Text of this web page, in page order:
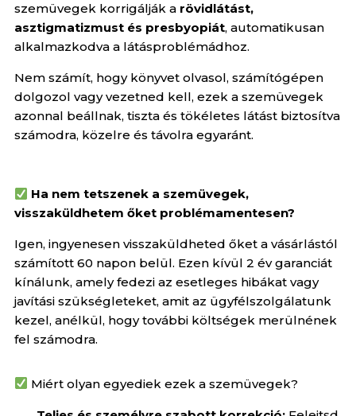
szemüvegek korrigálják a rövidlátást,
asztigmatizmust és presbyopiát, automatikusan
alkalmazkodva a látásproblémádhoz.
Nem számít, hogy könyvet olvasol, számítógépen
dolgozol vagy vezetned kell, ezek a szemüvegek
azonnal beállnak, tiszta és tökéletes látást biztosítva
számodra, közelre és távolra egyaránt.
Ha nem tetszenek a szemüvegek,
visszaküldhetem őket problémamentesen?
Igen, ingyenesen visszaküldheted őket a vásárlástól
számított 60 napon belül. Ezen kívül 2 év garanciát
kínálunk, amely fedezi az esetleges hibákat vagy
javítási szükségleteket, amit az ügyfélszolgálatunk
kezel, anélkül, hogy további költségek merülnének
fel számodra.
Miért olyan egyediek ezek a szemüvegek?